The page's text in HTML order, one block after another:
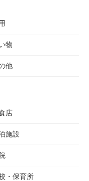
物
他
店
施設
・保育所